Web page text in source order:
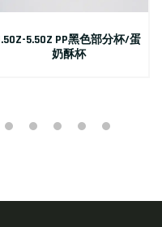
5.5OZ PP黑色部分杯/蛋
奶酥杯